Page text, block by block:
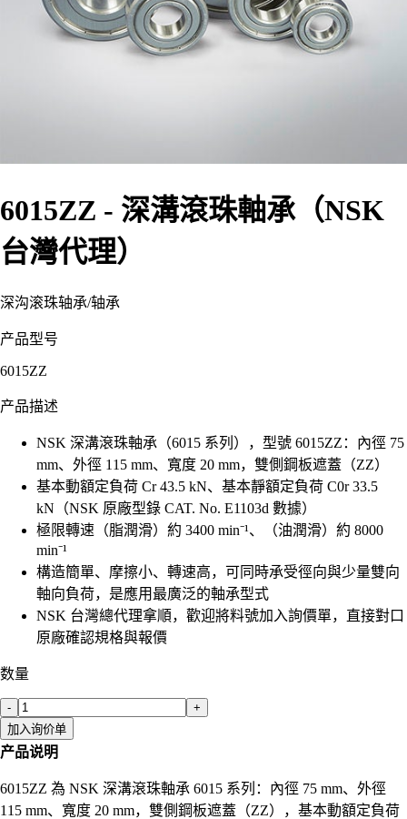
6015ZZ - 深溝滾珠軸承（NSK
台灣代理）
深沟滚珠轴承/轴承
产品型号
6015ZZ
产品描述
NSK 深溝滾珠軸承（6015 系列），型號 6015ZZ：內徑 75
mm、外徑 115 mm、寬度 20 mm，雙側鋼板遮蓋（ZZ）
基本動額定負荷 Cr 43.5 kN、基本靜額定負荷 C0r 33.5
kN（NSK 原廠型錄 CAT. No. E1103d 數據）
極限轉速（脂潤滑）約 3400 min⁻¹、（油潤滑）約 8000
min⁻¹
構造簡單、摩擦小、轉速高，可同時承受徑向與少量雙向
軸向負荷，是應用最廣泛的軸承型式
NSK 台灣總代理拿順，歡迎將料號加入詢價單，直接對口
原廠確認規格與報價
数量
-
+
加入询价单
产品说明
6015ZZ 為 NSK 深溝滾珠軸承 6015 系列：內徑 75 mm、外徑
115 mm、寬度 20 mm，雙側鋼板遮蓋（ZZ），基本動額定負荷